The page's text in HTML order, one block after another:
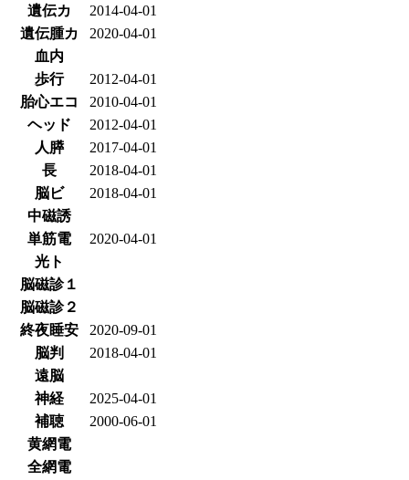
遺伝カ
2014-04-01
遺伝腫カ
2020-04-01
血内
歩行
2012-04-01
胎心エコ
2010-04-01
ヘッド
2012-04-01
人膵
2017-04-01
長
2018-04-01
脳ビ
2018-04-01
中磁誘
単筋電
2020-04-01
光ト
脳磁診１
脳磁診２
終夜睡安
2020-09-01
脳判
2018-04-01
遠脳
神経
2025-04-01
補聴
2000-06-01
黄網電
全網電